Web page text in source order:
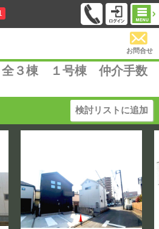
お問合せ
全３棟 １号棟 仲介手数
検討リストに追加